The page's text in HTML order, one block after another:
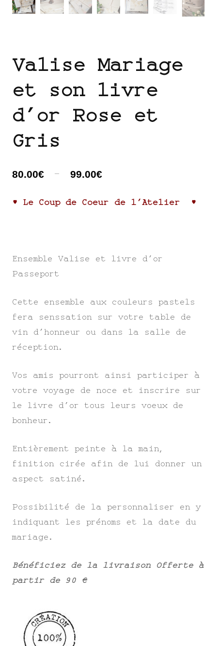
Valise Mariage
et son livre
d’or Rose et
Gris
80.00€ – 99.00€
♥ Le Coup de Coeur de l’Atelier ♥
Ensemble Valise et livre d’or
Passeport
Cette ensemble aux couleurs pastels
fera senssation sur votre table de
vin d’honneur ou dans la salle de
réception.
Vos amis pourront ainsi participer à
votre voyage de noce et inscrire sur
le livre d’or tous leurs voeux de
bonheur.
Entièrement peinte à la main,
finition cirée afin de lui donner un
aspect satiné.
Possibilité de la personnaliser en y
indiquant les prénoms et la date du
mariage.
Bénéficiez de la livraison Offerte à
partir de 90 €